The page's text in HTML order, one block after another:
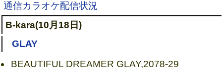
通信カラオケ配信状況
B-kara(10月18日)
GLAY
BEAUTIFUL DREAMER GLAY,2078-29